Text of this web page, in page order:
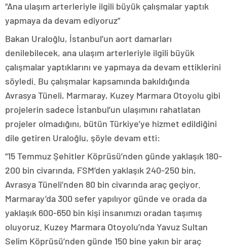
“Ana ulaşım arterleriyle ilgili büyük çalışmalar yaptık
yapmaya da devam ediyoruz”
Bakan Uraloğlu, İstanbul’un aort damarları
denilebilecek, ana ulaşım arterleriyle ilgili büyük
çalışmalar yaptıklarını ve yapmaya da devam ettiklerini
söyledi. Bu çalışmalar kapsamında bakıldığında
Avrasya Tüneli, Marmaray, Kuzey Marmara Otoyolu gibi
projelerin sadece İstanbul’un ulaşımını rahatlatan
projeler olmadığını, bütün Türkiye’ye hizmet edildiğini
dile getiren Uraloğlu, şöyle devam etti:
“15 Temmuz Şehitler Köprüsü’nden günde yaklaşık 180-
200 bin civarında, FSM’den yaklaşık 240-250 bin,
Avrasya Tüneli’nden 80 bin civarında araç geçiyor.
Marmaray’da 300 sefer yapılıyor günde ve orada da
yaklaşık 600-650 bin kişi insanımızı oradan taşımış
oluyoruz. Kuzey Marmara Otoyolu’nda Yavuz Sultan
Selim Köprüsü’nden günde 150 bine yakın bir araç